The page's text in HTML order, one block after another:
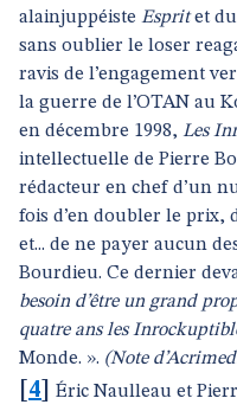
alainjuppéiste Espritet du
sans oublier le loser
ravis de l’engagement
la guerre de l’OTAN au
en décembre 1998, Les
intellectuelle de Pierre
rédacteur en chef d’un
fois d’en doubler le prix,
et... de ne payer aucun
Bourdieu. Ce dernier
besoin d’être un grand
quatre ans les
Monde. ». (Note
4 Éric Naulleau et